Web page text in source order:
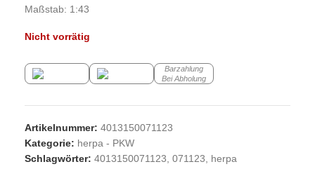
Maßstab: 1:43
Nicht vorrätig
Barzahlung
Bei Abholung
Artikelnummer: 4013150071123
Kategorie: herpa - PKW
Schlagwörter: 4013150071123, 071123, herpa